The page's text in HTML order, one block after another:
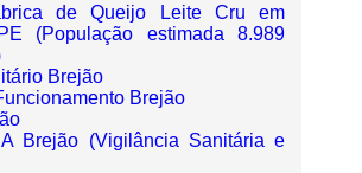
de Queijo Leite Cru em
(População estimada 8.989
Brejão
Brejão
Brejão (Vigilância Sanitária e